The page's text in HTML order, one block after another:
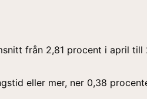
från 2,81 procent i april till
eller mer, ner 0,38